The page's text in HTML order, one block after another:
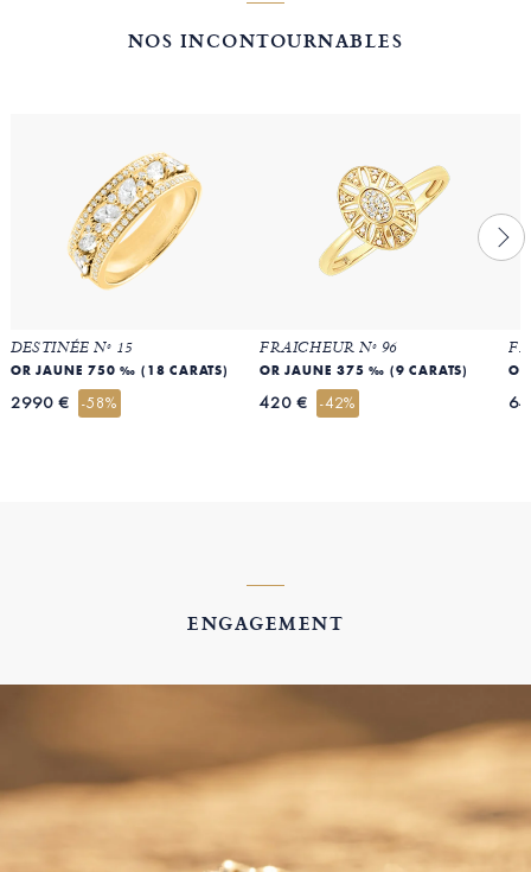
NOS INCONTOURNABLES
DESTINÉE Nº 15
OR JAUNE 750 ‰ (18 CARATS)
2990 € -58%
FRAICHEUR Nº 96
OR JAUNE 375 ‰ (9 CARATS)
420 € -42%
ENGAGEMENT